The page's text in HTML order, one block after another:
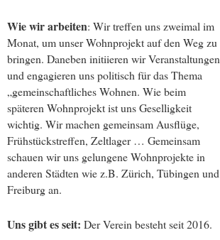
Wie wir arbeiten: Wir treffen uns zweimal im
Monat, um unser Wohnprojekt auf den Weg zu
bringen. Daneben initiieren wir Veranstaltungen
und engagieren uns politisch für das Thema
„gemeinschaftliches Wohnen. Wie beim
späteren Wohnprojekt ist uns Geselligkeit
wichtig. Wir machen gemeinsam Ausflüge,
Frühstückstreffen, Zeltlager … Gemeinsam
schauen wir uns gelungene Wohnprojekte in
anderen Städten wie z.B. Zürich, Tübingen und
Freiburg an.
Uns gibt es seit: Der Verein besteht seit 2016.